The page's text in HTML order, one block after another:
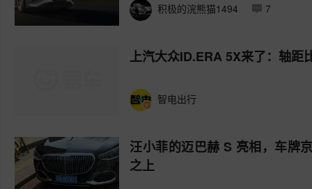
积极的浣熊猫1494 7
上汽大众ID.ERA 5X来了：轴距
智电出行
汪小菲的迈巴赫 S 亮相，车牌
之上